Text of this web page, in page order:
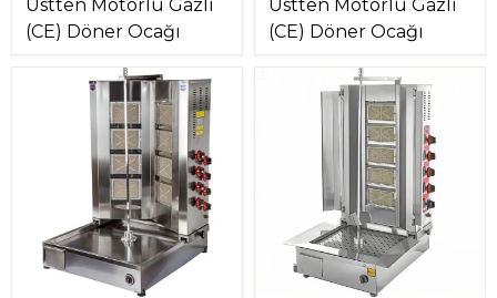
Üstten Motorlu Gazlı
(CE) Döner Ocağı
Üstten Motorlu Gazlı
(CE) Döner Ocağı